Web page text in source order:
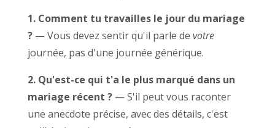
1. Comment tu travailles le jour du mariage
?— Vous devez sentir qu'il parle de votre
journée, pas d'une journée générique.
2. Qu'est-ce qui t'a le plus marqué dans un
mariage récent ?— S'il peut vous raconter
une anecdote précise, avec des détails, c'est